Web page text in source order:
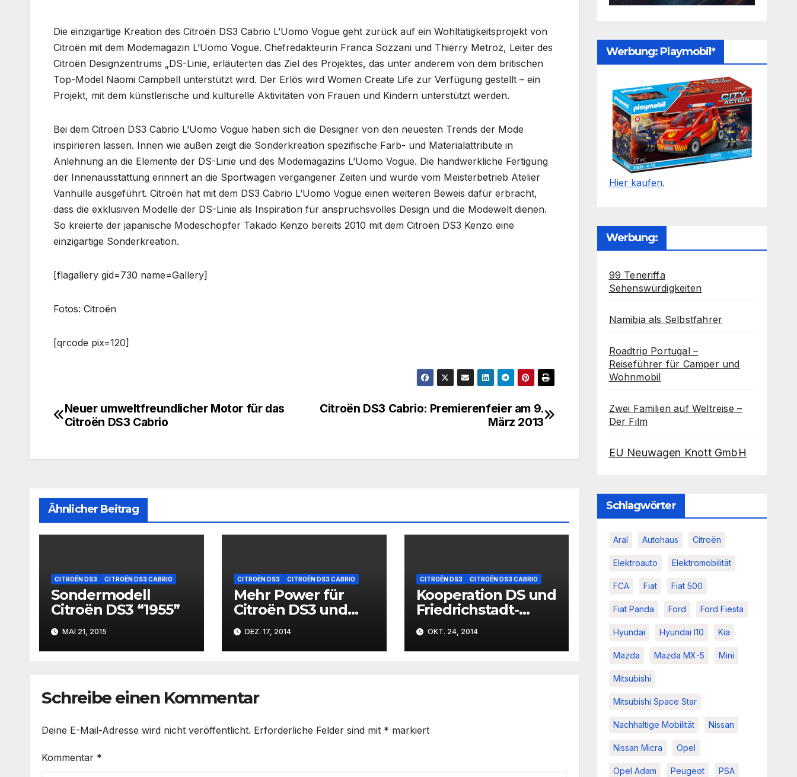
Die einzigartige Kreation des Citroën DS3 Cabrio L’Uomo Vogue geht zurück auf ein Wohltätigkeitsprojekt von
Citroën mit dem Modemagazin L’Uomo Vogue. Chefredakteurin Franca Sozzani und Thierry Metroz, Leiter des
Citroën Designzentrums „DS-Linie, erläuterten das Ziel des Projektes, das unter anderem von dem britischen
Top-Model Naomi Campbell unterstützt wird. Der Erlös wird Women Create Life zur Verfügung gestellt – ein
Projekt, mit dem künstlerische und kulturelle Aktivitäten von Frauen und Kindern unterstützt werden.
Bei dem Citroën DS3 Cabrio L’Uomo Vogue haben sich die Designer von den neuesten Trends der Mode
inspirieren lassen. Innen wie außen zeigt die Sonderkreation spezifische Farb- und Materialattribute in
Anlehnung an die Elemente der DS-Linie und des Modemagazins L’Uomo Vogue. Die handwerkliche Fertigung
der Innenausstattung erinnert an die Sportwagen vergangener Zeiten und wurde vom Meisterbetrieb Atelier
Vanhulle ausgeführt. Citroën hat mit dem DS3 Cabrio L’Uomo Vogue einen weiteren Beweis dafür erbracht,
dass die exklusiven Modelle der DS-Linie als Inspiration für anspruchsvolles Design und die Modewelt dienen.
So kreierte der japanische Modeschöpfer Takado Kenzo bereits 2010 mit dem Citroën DS3 Kenzo eine
einzigartige Sonderkreation.
[flagallery gid=730 name=Gallery]
Fotos: Citroën
[qrcode pix=120]
Beitragsnavigation
Citroën DS3 Cabrio: Premierenfeier am 9.
März 2013
Neuer umweltfreundlicher Motor für das
Citroën DS3 Cabrio
Ähnlicher Beitrag
CITROËN DS3 CITROËN DS3 CABRIO
Sondermodell
Citroën DS3 “1955”
MAI 21, 2015
CITROËN DS3 CITROËN DS3 CABRIO
Mehr Power für
Citroën DS3 und
DS3 Cabrio
DEZ. 17, 2014
CITROËN DS3 CITROËN DS3 CABRIO
Kooperation DS und
Friedrichstadt-
Palast Berlin
OKT. 24, 2014
Schreibe einen Kommentar
Deine E-Mail-Adresse wird nicht veröffentlicht. Erforderliche Felder sind mit * markiert
Kommentar *
Werbung: Playmobil*
Hier kaufen.
Werbung:
99 Teneriffa
Sehenswürdigkeiten
Namibia als Selbstfahrer
Roadtrip Portugal –
Reiseführer für Camper und
Wohnmobil
Zwei Familien auf Weltreise –
Der Film
EU Neuwagen Knott GmbH
Schlagwörter
Aral Autohaus Citroën
Elektroauto Elektromobilität
FCA Fiat Fiat 500
Fiat Panda Ford Ford Fiesta
Hyundai Hyundai I10 Kia
Mazda Mazda MX-5 Mini
Mitsubishi
Mitsubishi Space Star
Nachhaltige Mobilität Nissan
Nissan Micra Opel
Opel Adam Peugeot PSA